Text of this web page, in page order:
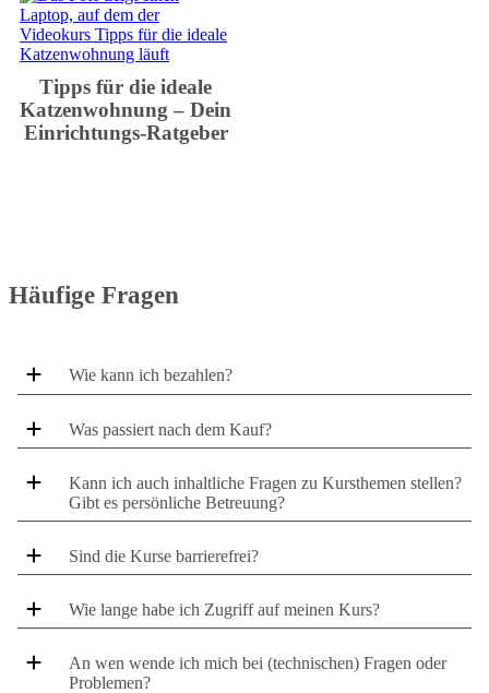
Tipps für die ideale
Katzenwohnung – Dein
Einrichtungs-Ratgeber
Häufige Fragen
Wie kann ich bezahlen?
Was passiert nach dem Kauf?
Kann ich auch inhaltliche Fragen zu Kursthemen stellen?
Gibt es persönliche Betreuung?
Sind die Kurse barrierefrei?
Wie lange habe ich Zugriff auf meinen Kurs?
An wen wende ich mich bei (technischen) Fragen oder
Problemen?